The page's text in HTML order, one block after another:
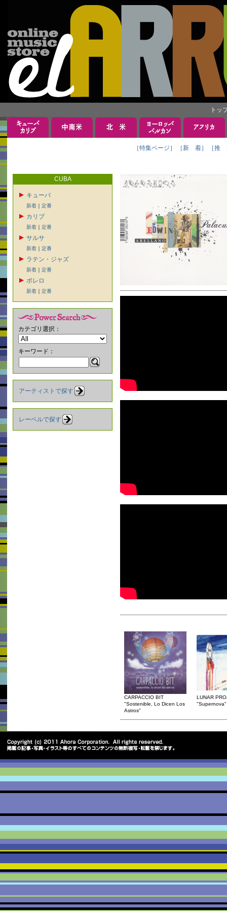
トッ
［特集ページ］ ［新 着］ ［推
CUBA
キューバ
新着 ｜ 定番
カリブ
新着 ｜ 定番
サルサ
新着 ｜ 定番
ラテン・ジャズ
新着 ｜ 定番
ボレロ
新着 ｜ 定番
カテゴリ選択：
キーワード：
アーティストで探す
レーベルで探す
CARPACCIO BIT
"Sostenible, Lo Dicen Los
Astros"
LUNAR
"Supernova"